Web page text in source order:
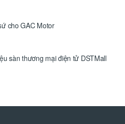
cho GAC Motor
sàn thương mại điện tử DSTMall